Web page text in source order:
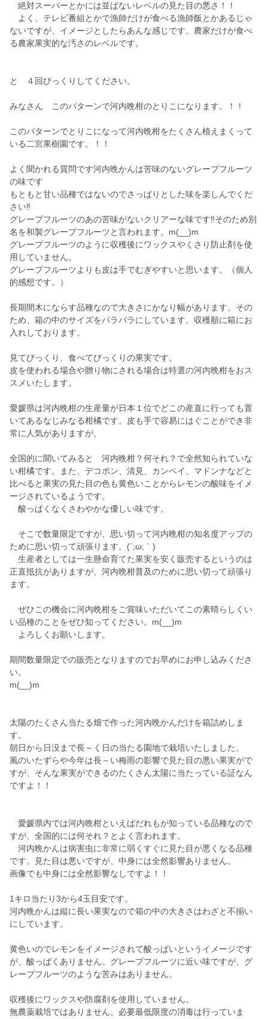
絶対スーパーとかには並ばないレベルの見た目の悪さ！！
よく、テレビ番組とかで漁師だけが食べる漁師飯とかあるじゃ
ないですが、イメージとしたらあんな感じです。農家だけが食べ
る農家果実的な汚さのレベルです。
と ４回びっくりしてください。
みなさん このパターンで河内晩柑のとりこになります。！！
このパターンでとりこになって河内晩柑をたくさん植えまくって
いる二宮果樹園です。！！
よく聞かれる質問です河内晩かんは苦味のないグレープフルーツ
の味です
もともと甘い品種ではないのでさっぱりとした味を楽しんでくだ
さい‼️
グレープフルーツのあの苦味がないクリアーな味です‼️そのため別
名を和製グレープフルーツと言われます。m(__)m
グレープフルーツのように収穫後にワックスやくさり防止剤を使
用していません。
グレープフルーツよりも皮は手でむぎやすいと思います。（個人
的感想です。）
長期間木にならす品種なので大きさにかなり幅があります。その
ため、箱の中のサイズをバラバラにしています。収穫順に箱にお
入れしております。
見てびっくり、食べてびっくりの果実です。
皮を使われる場合や贈り物にされる場合は特選の河内晩柑をおス
スメいたします。
愛媛県は河内晩柑の生産量が日本１位でどこの産直に行っても置
いてあるなじみなる柑橘です。皮も手で容易にはぐことができ非
常に人気がありますが、
全国的に聞いてみると 河内晩柑？何それ？で全然知られていな
い柑橘です。また、デコポン、清見、カンペイ、マドンナなどと
比べると果実の見た目の色も黄色いことからレモンの酸味をイメ
ージされているようです。
酸っぱくなくさわやかな優しい味です。
そこで数量限定ですが、思い切って河内晩柑の知名度アップの
ために思い切って頑張ります。(´;ω;｀)
生産者としては一生懸命育てた果実を安く販売するというのは
正直抵抗がありますが、河内晩柑普及のために思い切って頑張り
ます。
ぜひこの機会に河内晩柑をご賞味いただいてこの素晴らしくい
い品種のことをぜひ知ってください。m(__)m
よろしくお願いします。
期間数量限定での販売となりますのでお早めにお申し込みくださ
い。
m(__)m
太陽のたくさん当たる畑で作った河内晩かんだけを箱詰めしま
す。
朝日から日没まで長～く日の当たる園地で栽培いたしました。
風のいたずらや今年は長～い梅雨の影響で見た目の悪い果実がで
すが、そんな果実ができるのたくさん太陽に当たっている証なん
ですよ！！
愛媛県内では河内晩柑といえばだれもが知っている品種なので
すが、全国的には何それ？とよく言われます。
河内晩かんは病害虫に非常に弱くすぐに見た目が悪くなる品種
です。見た目は悪いですが、中身には全然影響ありません。
画像でも中身には全然影響なしですよ！！
1キロ当たり3から4玉目安です。
河内晩かんは縦に長い果実なので箱の中の大きさはわざと不揃い
にしています。
黄色いのでレモンをイメージされて酸っぱいというイメージです
が、酸っぱくありません。グレープフルーツに近い味ですが、グ
レープフルーツのような苦みはありません。
収穫後にワックスや防腐剤を使用していません。
無農薬栽培ではありません。必要最低限度の消毒は行っていま